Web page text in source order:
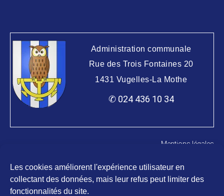
Les cookies améliorent l'expérience utilisateur en
collectant des données, mais leur refus peut limiter des
fonctionnalités du site.
Administration communale
Rue des Trois Fontaines 20
1431 Vugelles-La Mothe
✆ 024 436 10 34
Mentions légales
Politique de confidentialité